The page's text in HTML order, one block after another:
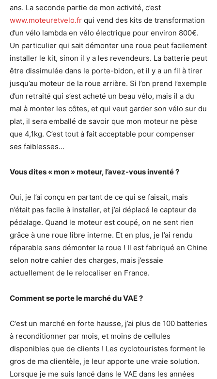
ans. La seconde partie de mon activité, c’est
www.moteuretvelo.fr qui vend des kits de transformation
d’un vélo lambda en vélo électrique pour environ 800€.
Un particulier qui sait démonter une roue peut facilement
installer le kit, sinon il y a les revendeurs. La batterie peut
être dissimulée dans le porte-bidon, et il y a un fil à tirer
jusqu’au moteur de la roue arrière. Si l’on prend l’exemple
d’un retraité qui s’est acheté un beau vélo, mais il a du
mal à monter les côtes, et qui veut garder son vélo sur du
plat, il sera emballé de savoir que mon moteur ne pèse
que 4,1kg. C’est tout à fait acceptable pour compenser
ses faiblesses…
Vous dites « mon » moteur, l’avez-vous inventé ?
Oui, je l’ai conçu en partant de ce qui se faisait, mais
n’était pas facile à installer, et j’ai déplacé le capteur de
pédalage. Quand le moteur est coupé, on ne sent rien
grâce à une roue libre interne. Et en plus, je l’ai rendu
réparable sans démonter la roue ! Il est fabriqué en Chine
selon notre cahier des charges, mais j’essaie
actuellement de le relocaliser en France.
Comment se porte le marché du VAE ?
C’est un marché en forte hausse, j’ai plus de 100 batteries
à reconditionner par mois, et moins de cellules
disponibles que de clients ! Les cyclotouristes forment le
gros de ma clientèle, je leur apporte une vraie solution.
Lorsque je me suis lancé dans le VAE dans les années